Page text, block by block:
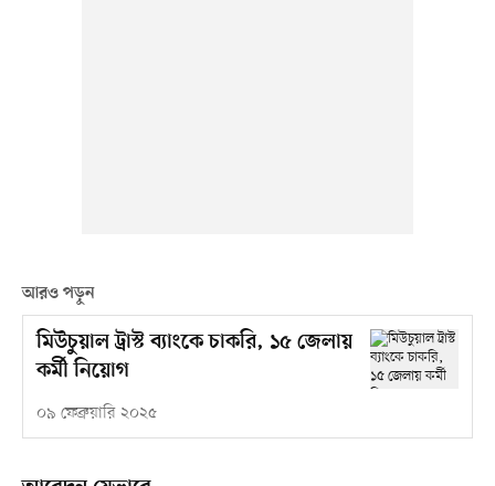
আরও পড়ুন
মিউচুয়াল ট্রাস্ট ব্যাংকে চাকরি, ১৫ জেলায়
কর্মী নিয়োগ
০৯ ফেব্রুয়ারি ২০২৫